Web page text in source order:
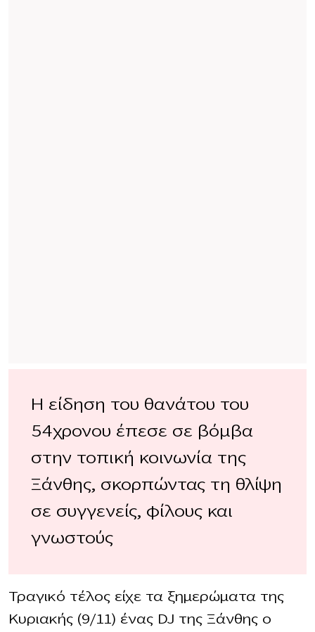
Η είδηση του θανάτου του
54χρονου έπεσε σε βόμβα
στην τοπική κοινωνία της
Ξάνθης, σκορπώντας τη θλίψη
σε συγγενείς, φίλους και
γνωστούς
Τραγικό τέλος είχε τα ξημερώματα της
Κυριακής (9/11) ένας DJ της Ξάνθης ο